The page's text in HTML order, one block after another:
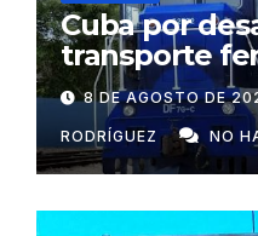
Cuba por
transporte
con Rusia
8 DE AGOSTO DE
RODRÍGUEZ NO